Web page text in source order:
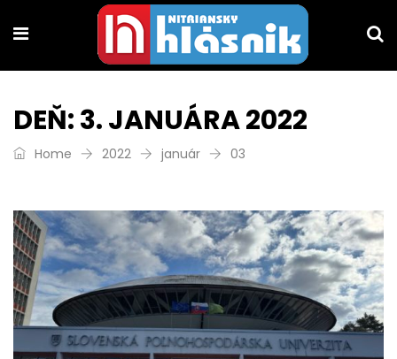
DEŇ:3. JANUÁRA 2022
Home 2022 január 03